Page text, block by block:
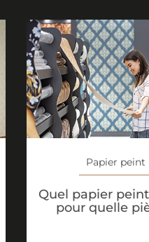
Papier peint
Quel papier
pour quelle